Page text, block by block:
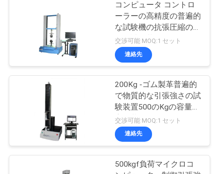
コンピュータ コントロ
ーラーの高精度の普遍的
な試験機の抗張圧縮の強
さの試験装置
交渉可能 MOQ:1 セット
連絡先
200Kg -ゴム製革普遍的
で物質的な引張強さの試
験装置500のKgの容量の
実験装置の
交渉可能 MOQ:1 セット
連絡先
500kgf負荷マイクロコ